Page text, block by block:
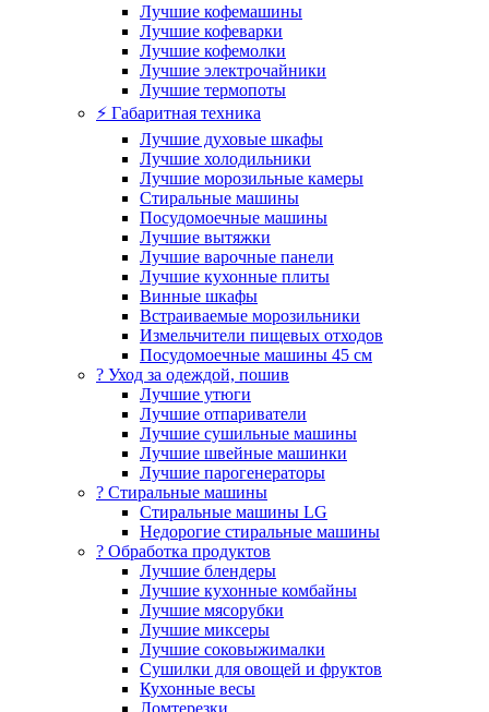
Лучшие кофемашины
Лучшие кофеварки
Лучшие кофемолки
Лучшие электрочайники
Лучшие термопоты
⚡ Габаритная техника
Лучшие духовые шкафы
Лучшие холодильники
Лучшие морозильные камеры
Стиральные машины
Посудомоечные машины
Лучшие вытяжки
Лучшие варочные панели
Лучшие кухонные плиты
Винные шкафы
Встраиваемые морозильники
Измельчители пищевых отходов
Посудомоечные машины 45 см
? Уход за одеждой, пошив
Лучшие утюги
Лучшие отпариватели
Лучшие сушильные машины
Лучшие швейные машинки
Лучшие парогенераторы
? Стиральные машины
Стиральные машины LG
Недорогие стиральные машины
? Обработка продуктов
Лучшие блендеры
Лучшие кухонные комбайны
Лучшие мясорубки
Лучшие миксеры
Лучшие соковыжималки
Сушилки для овощей и фруктов
Кухонные весы
Ломтерезки